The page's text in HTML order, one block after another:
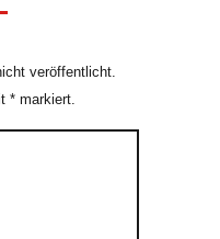
veröffentlicht.
*markiert.